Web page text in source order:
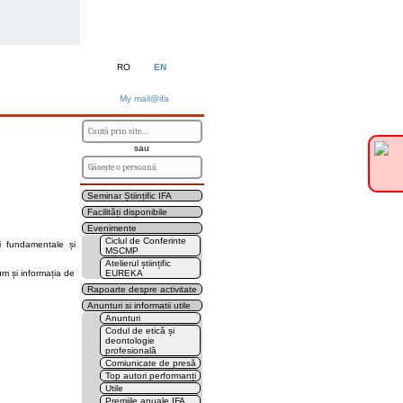
RO EN
My mail@ifa
sau
Seminar Științific IFA
Facilități disponibile
Evenimente
Ciclul de Conferinte
MSCMP
Atelierul științific
EUREKA
Rapoarte despre activitate
Anunturi si informatii utile
Anunturi
Codul de etică și
deontologie
profesională
Comiunicate de presă
Top autori performanți
Utile
Premiile anuale IFA
fundamentale și
și informația de